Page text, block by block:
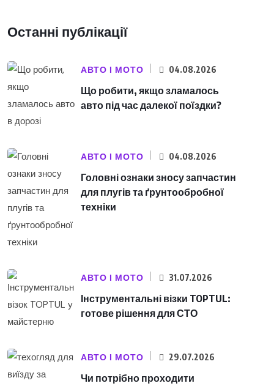
Останні публікації
АВТО І МОТО 04.08.2026
Що робити, якщо зламалось
авто під час далекої поїздки?
АВТО І МОТО 04.08.2026
Головні ознаки зносу запчастин
для плугів та ґрунтообробної
техніки
АВТО І МОТО 31.07.2026
Інструментальні візки TOPTUL:
готове рішення для СТО
АВТО І МОТО 29.07.2026
Чи потрібно проходити